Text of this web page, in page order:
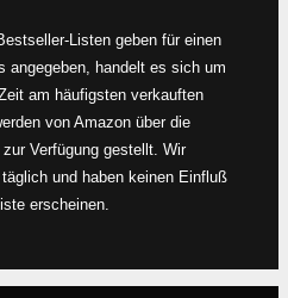
Listen geben für einen
angegeben, handelt es sich um
am häufigsten verkauften
von Amazon über die
Verfügung gestellt. Wir
und haben keinen Einfluß
erscheinen.